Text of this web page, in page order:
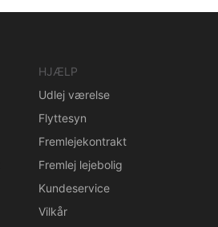
HJÆLP
Udlej værelse
Flyttesyn
Fremlejekontrakt
Fremlej lejebolig
Kundeservice
Vilkår